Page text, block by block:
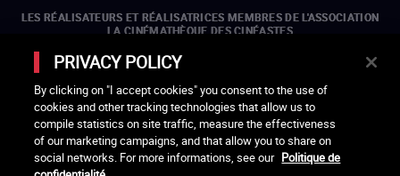
LES RÉALISATEURS ET RÉALISATRICES MEMBRES DE L'ASSOCIATION
LA CINÉMATHÈQUE DES CINÉASTES
Olivier Assayas, Bertrand Bonello, Michel Hazanavicius (représentant de
l'ARP), Rebecca Zlotowski et Mikael Buch (représentant de la SRF)
LES ORGANISMES MEMBRES DE L'ASSOCIATION LA CINÉMATHÈQUE
DES CINÉASTES
PRIVACY POLICY
By clicking on "I accept cookies" you consent to the use of
cookies and other tracking technologies that allow us to
compile statistics on site traffic, measure the effectiveness
of our marketing campaigns, and that allow you to share on
social networks. For more informations, see our Politique de